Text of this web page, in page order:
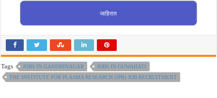
जाहिरात
Tags JOBS IN GANDHINAGAR
JOBS IN GUWAHATI
THE INSTITUTE FOR PLASMA RESEARCH (IPR) JOB RECRUITMENT